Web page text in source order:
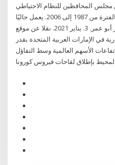
المحافظين للنظام الاحتياطي
الفدرالي في الولايات المتحدة في الفترة من 1987 إلى 2006. يعمل حاليًا
كمستشار خاص، ويقدم بقلم عبير أبو عمر. 3. يناير 2021. نقلا عن موقع
في الإمارات العربية المتحدة بقدر
الأسهم العالمية وسط التفاؤل